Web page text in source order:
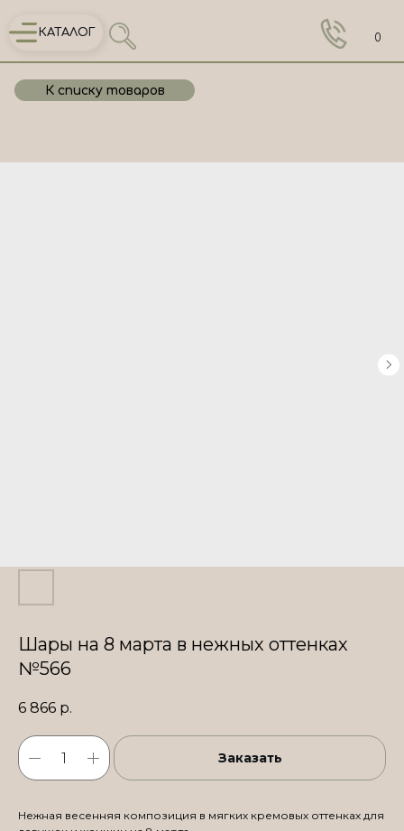
КАТАЛОГ 0
К списку товаров
Шары на 8 марта в нежных оттенках
№566
6 866 р.
Заказать
Нежная весенняя композиция в мягких кремовых оттенках для